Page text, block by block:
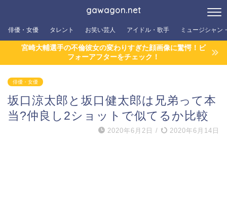
gawagon.net
俳優・女優 タレント お笑い芸人 アイドル・歌手 ミュージシャン
宮崎大輔選手の不倫彼女の変わりすぎた顔画像に驚愕！ビ
フォーアフターをチェック！
俳優・女優
坂口涼太郎と坂口健太郎は兄弟って本
当?仲良し2ショットで似てるか比較
2020年6月2日 / 2020年6月14日